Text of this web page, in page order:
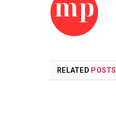
RELATED POSTS